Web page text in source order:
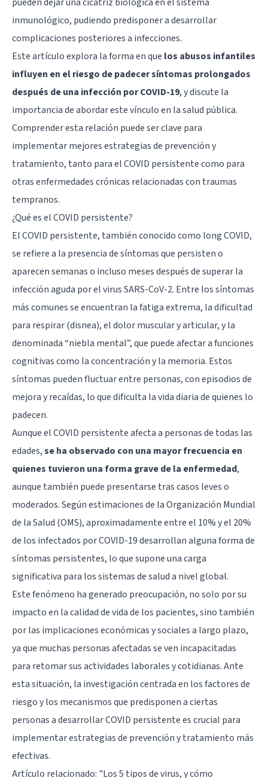
inmunológico, pudiendo predisponer a desarrollar
complicaciones posteriores a infecciones.
Este artículo explora la forma en que los abusos infantiles
influyen en el riesgo de padecer síntomas prolongados
después de una infección por COVID-19, y discute la
importancia de abordar este vínculo en la salud pública.
Comprender esta relación puede ser clave para
implementar mejores estrategias de prevención y
tratamiento, tanto para el COVID persistente como para
otras enfermedades crónicas relacionadas con traumas
tempranos.
¿Qué es el COVID persistente?
El COVID persistente, también conocido como long COVID,
se refiere a la presencia de síntomas que persisten o
aparecen semanas o incluso meses después de superar la
infección aguda por el virus SARS-CoV-2. Entre los síntomas
más comunes se encuentran la fatiga extrema, la dificultad
para respirar (disnea), el dolor muscular y articular, y la
denominada “niebla mental”, que puede afectar a funciones
cognitivas como la concentración y la memoria. Estos
síntomas pueden fluctuar entre personas, con episodios de
mejora y recaídas, lo que dificulta la vida diaria de quienes lo
padecen.
Aunque el COVID persistente afecta a personas de todas las
edades,se ha observado con una mayor frecuencia en
quienes tuvieron una forma grave de la enfermedad,
aunque también puede presentarse tras casos leves o
moderados. Según estimaciones de la Organización Mundial
de la Salud (OMS), aproximadamente entre el 10% y el 20%
de los infectados por COVID-19 desarrollan alguna forma de
síntomas persistentes, lo que supone una carga
significativa para los sistemas de salud a nivel global.
Este fenómeno ha generado preocupación, no solo por su
impacto en la calidad de vida de los pacientes, sino también
por las implicaciones económicas y sociales a largo plazo,
ya que muchas personas afectadas se ven incapacitadas
para retomar sus actividades laborales y cotidianas. Ante
esta situación, la investigación centrada en los factores de
riesgo y los mecanismos que predisponen a ciertas
personas a desarrollar COVID persistente es crucial para
implementar estrategias de prevención y tratamiento más
efectivas.
Artículo relacionado: "Los 5 tipos de virus, y cómo